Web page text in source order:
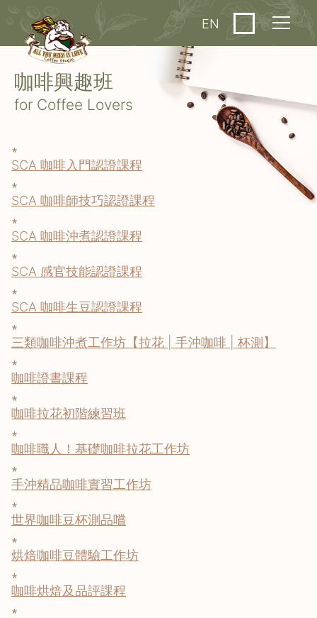
EN
咖啡興趣班
for Coffee Lovers
∗
SCA 咖啡入門認證課程
∗
SCA 咖啡師技巧認證課程
∗
SCA 咖啡沖煮認證課程
∗
SCA 感官技能認證課程
∗
SCA 咖啡生豆認證課程
∗
三類咖啡沖煮工作坊【拉花 | 手沖咖啡 | 杯測】
∗
咖啡證書課程
∗
咖啡拉花初階練習班
∗
咖啡職人！基礎咖啡拉花工作坊
∗
手沖精品咖啡實習工作坊
∗
世界咖啡豆杯測品嚐
∗
烘焙咖啡豆體驗工作坊
∗
咖啡烘焙及品評課程
∗